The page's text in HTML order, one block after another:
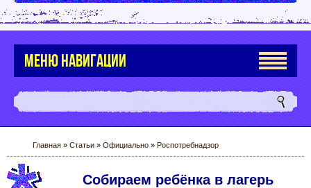
МЕНЮ НАВИГАЦИИ
Главная » Статьи » Официально » Роспотребнадзор
Собираем ребёнка в лагерь